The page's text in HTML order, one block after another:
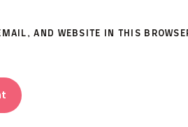
AND WEBSITE IN THIS